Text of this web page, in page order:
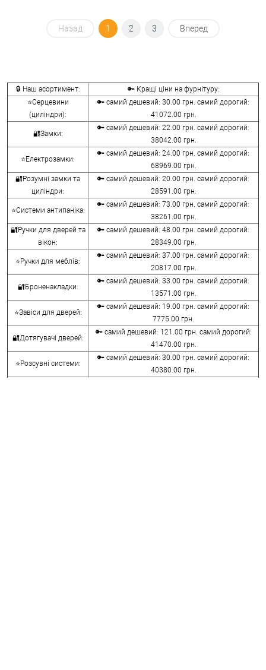
Назад 1 2 3 Вперед
🔒 Наш асортимент:
🔑 Кращі ціни на фурнітуру:
⭐Серцевини
(циліндри):
🔑 самий дешевий: 30.00 грн. самий дорогий:
41072.00 грн.
🔐Замки:
🔑 самий дешевий: 22.00 грн. самий дорогий:
38042.00 грн.
⭐Електрозамки:
🔑 самий дешевий: 24.00 грн. самий дорогий:
68969.00 грн.
🔐Розумні замки та
циліндри:
🔑 самий дешевий: 20.00 грн. самий дорогий:
28591.00 грн.
⭐Системи антипаніка:
🔑 самий дешевий: 73.00 грн. самий дорогий:
38261.00 грн.
🔐Ручки для дверей та
вікон:
🔑 самий дешевий: 48.00 грн. самий дорогий:
28349.00 грн.
⭐Ручки для меблів:
🔑 самий дешевий: 37.00 грн. самий дорогий:
20817.00 грн.
🔐Броненакладки:
🔑 самий дешевий: 33.00 грн. самий дорогий:
13571.00 грн.
⭐Завіси для дверей:
🔑 самий дешевий: 19.00 грн. самий дорогий:
7775.00 грн.
🔐Дотягувачі дверей:
🔑 самий дешевий: 121.00 грн. самий дорогий:
41470.00 грн.
⭐Розсувні системи:
🔑 самий дешевий: 30.00 грн. самий дорогий:
40380.00 грн.